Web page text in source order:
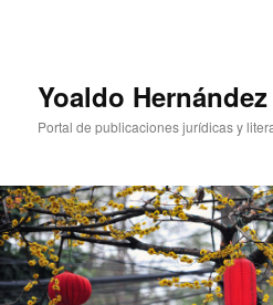
Yoaldo
Portal de publicaciones jurídicas y